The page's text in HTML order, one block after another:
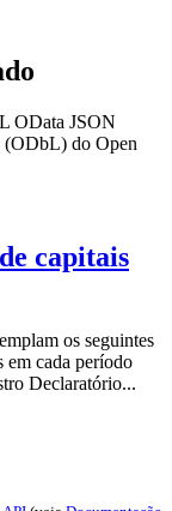
OData JSON
(ODbL) do Open
capitais
os seguintes
em cada período
Declaratório...